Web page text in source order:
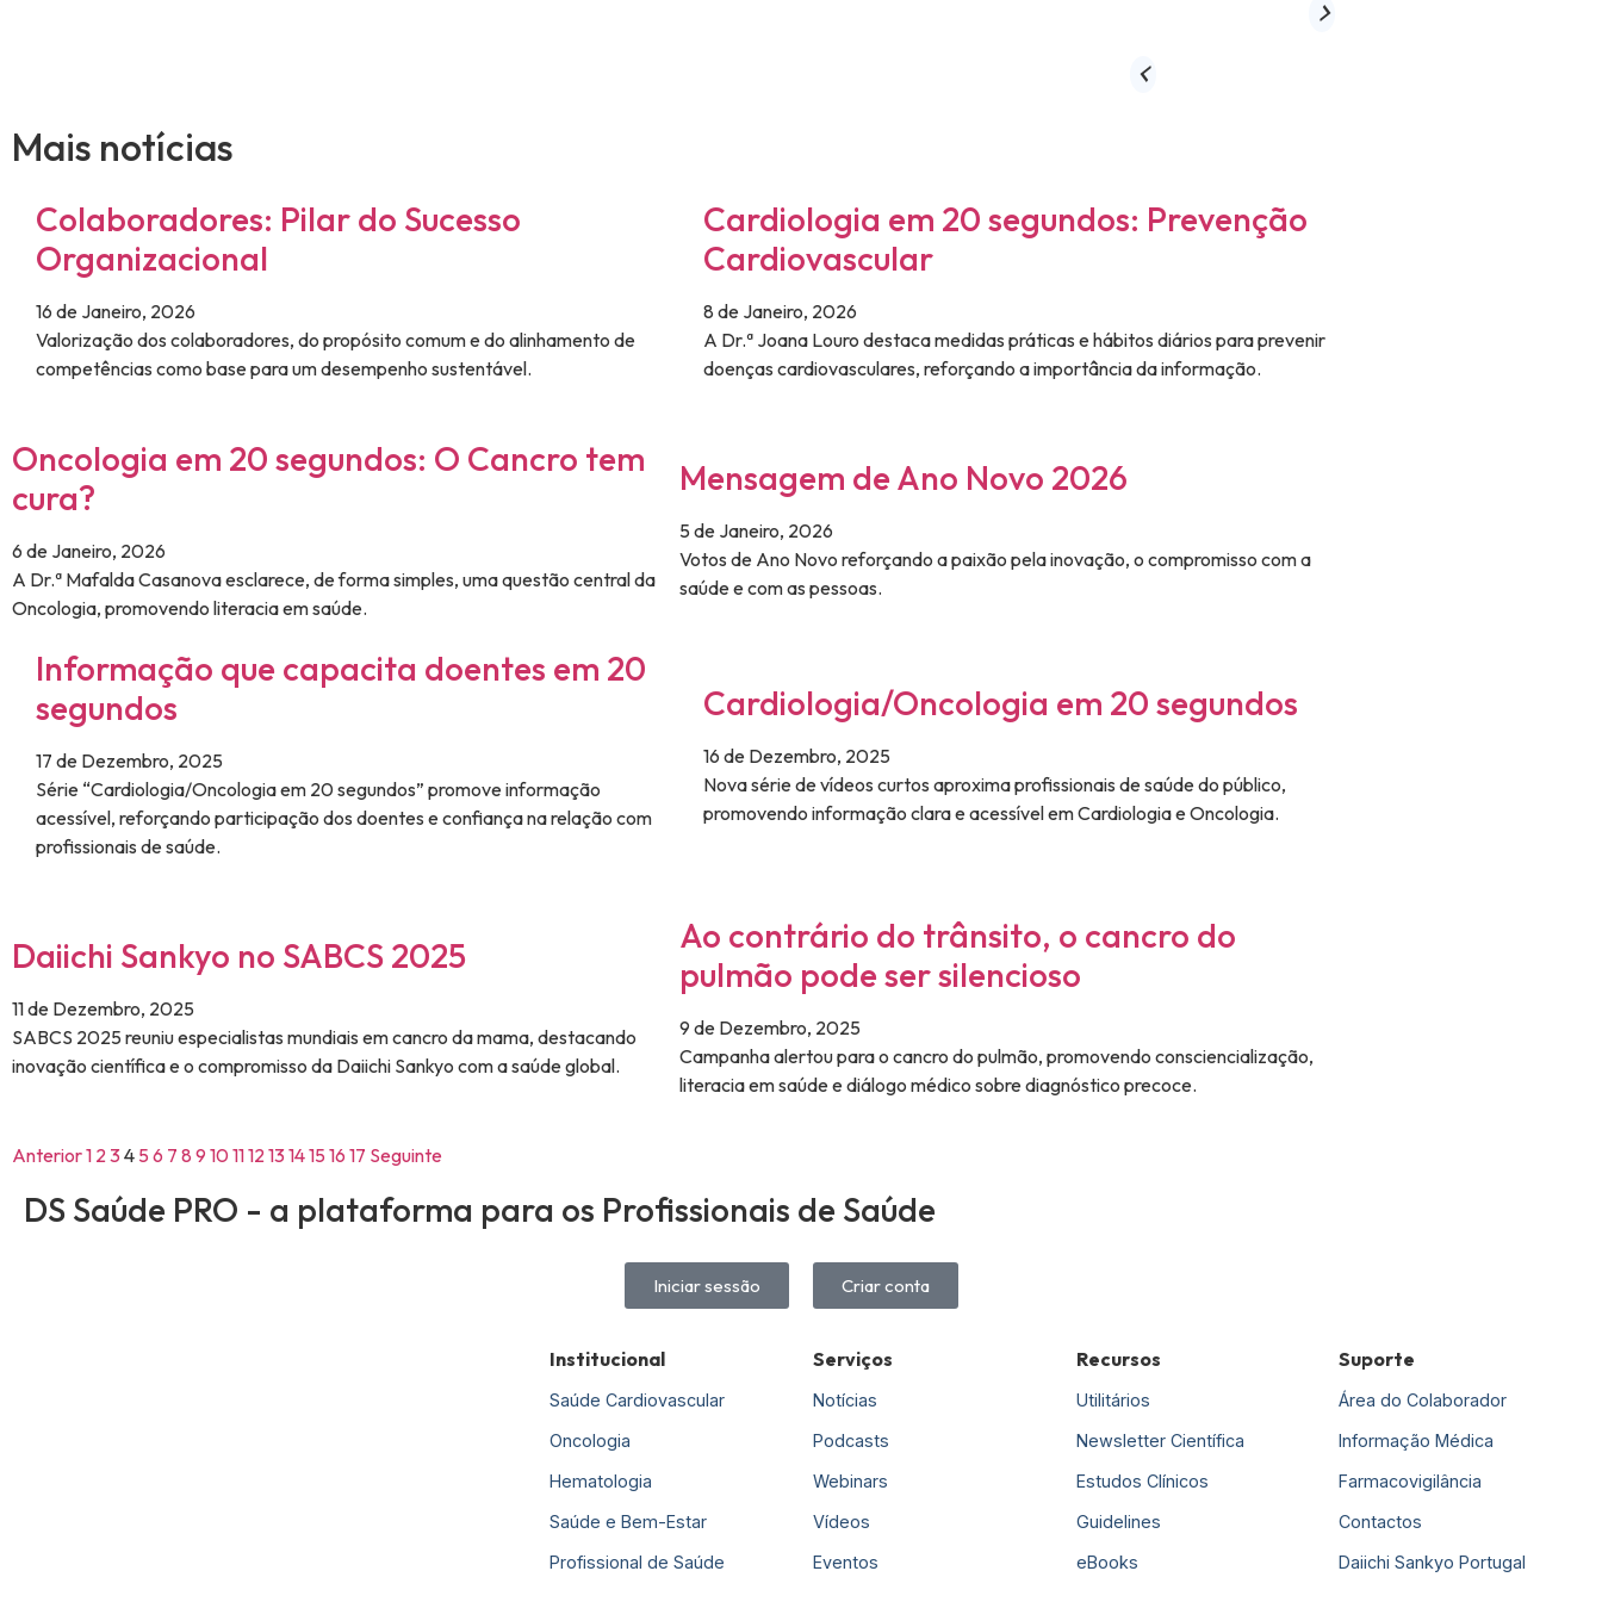
Mais notícias
Colaboradores: Pilar do Sucesso
Organizacional
16 de Janeiro, 2026
Valorização dos colaboradores, do propósito comum e do alinhamento de
competências como base para um desempenho sustentável.
Cardiologia em 20 segundos: Prevenção
Cardiovascular
8 de Janeiro, 2026
A Dr.ª Joana Louro destaca medidas práticas e hábitos diários para prevenir
doenças cardiovasculares, reforçando a importância da informação.
Oncologia em 20 segundos: O Cancro tem
cura?
6 de Janeiro, 2026
A Dr.ª Mafalda Casanova esclarece, de forma simples, uma questão central da
Oncologia, promovendo literacia em saúde.
Mensagem de Ano Novo 2026
5 de Janeiro, 2026
Votos de Ano Novo reforçando a paixão pela inovação, o compromisso com a
saúde e com as pessoas.
Informação que capacita doentes em 20
segundos
17 de Dezembro, 2025
Série “Cardiologia/Oncologia em 20 segundos” promove informação
acessível, reforçando participação dos doentes e confiança na relação com
profissionais de saúde.
Cardiologia/Oncologia em 20 segundos
16 de Dezembro, 2025
Nova série de vídeos curtos aproxima profissionais de saúde do público,
promovendo informação clara e acessível em Cardiologia e Oncologia.
Daiichi Sankyo no SABCS 2025
11 de Dezembro, 2025
SABCS 2025 reuniu especialistas mundiais em cancro da mama, destacando
inovação científica e o compromisso da Daiichi Sankyo com a saúde global.
Ao contrário do trânsito, o cancro do
pulmão pode ser silencioso
9 de Dezembro, 2025
Campanha alertou para o cancro do pulmão, promovendo consciencialização,
literacia em saúde e diálogo médico sobre diagnóstico precoce.
Anterior1 2 34 56 7 8 9 101112 13141516 17 Seguinte
DS Saúde PRO - a plataforma para os Profissionais de Saúde
Iniciar sessão Criar conta
Institucional
Saúde Cardiovascular
Oncologia
Hematologia
Saúde e Bem-Estar
Profissional de Saúde
Serviços
Notícias
Podcasts
Webinars
Vídeos
Eventos
Recursos
Utilitários
Newsletter Científica
Estudos Clínicos
Guidelines
eBooks
Suporte
Área do Colaborador
Informação Médica
Farmacovigilância
Contactos
Daiichi Sankyo Portugal